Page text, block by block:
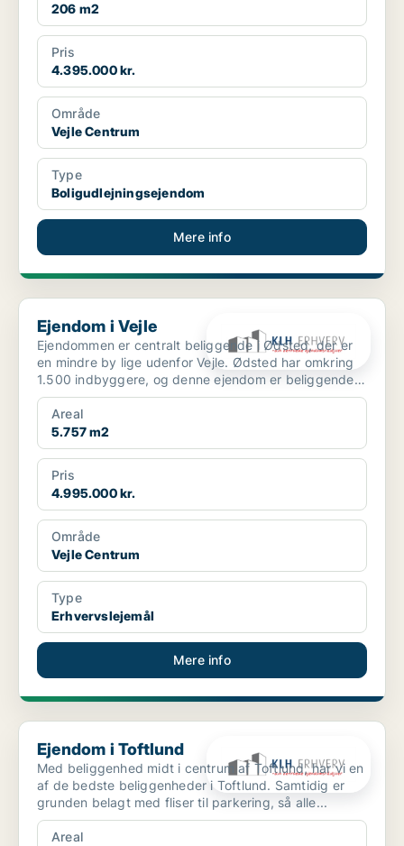
206 m2
Pris
4.395.000 kr.
Område
Vejle Centrum
Type
Boligudlejningsejendom
Mere info
Ejendom i Vejle
Ejendom i Vejle
Ejendommen er centralt beliggende i Ødsted, der er
en mindre by lige udenfor Vejle. Ødsted har omkring
1.500 indbyggere, og denne ejendom er beliggende
midt ...
Areal
5.757 m2
Pris
4.995.000 kr.
Område
Vejle Centrum
Type
Erhvervslejemål
Mere info
Ejendom i Toftlund
Ejendom i Toftlund
Med beliggenhed midt i centrum af Toftlund, har vi en
af de bedste beliggenheder i Toftlund. Samtidig er
grunden belagt med fliser til parkering, så alle...
Areal